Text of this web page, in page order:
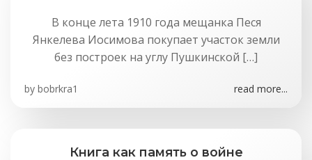
В конце лета 1910 года мещанка Песя
Янкелева Иосимова покупает участок земли
без построек на углу Пушкинской […]
by bobrkra1 read more...
Книга как память о войне